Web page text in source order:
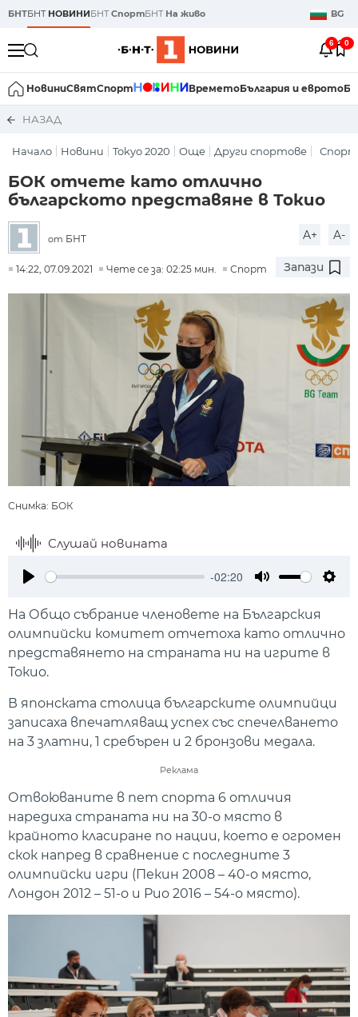
БНТБНТ НОВИНИБНТСпортБНТ На живо BG
6 0
НовиниСвятСпорт ВреметоБългария и еврото
НАЗАД
Начало Новини Tokyo 2020 Още Други спортове Спорт
БОК отчете като отлично
българското представяне в Токио
от БНТ A+ A-
14:22, 07.09.2021 Чете се за: 02:25 мин. Спорт Запази
Снимка: БОК
Слушай новината
-02:20
На Общо събрание членовете на Българския
олимпийски комитет отчетоха като отлично
представянето на страната ни на игрите в
Токио.
В японската столица българските олимпийци
записаха впечатляващ успех със спечелването
на 3 златни, 1 сребърен и 2 бронзови медала.
Реклама
Отвоюваните в пет спорта 6 отличия
наредиха страната ни на 30-о място в
крайното класиране по нации, което е огромен
скок напред в сравнение с последните 3
олимпийски игри (Пекин 2008 – 40-о място,
Лондон 2012 – 51-о и Рио 2016 – 54-о място).